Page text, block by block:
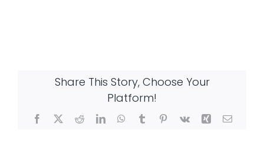
Share This Story, Choose Your
Platform!
Facebook
X RedditLinkedInWhatsApp
TumblrPinterest
Vk Xing Email